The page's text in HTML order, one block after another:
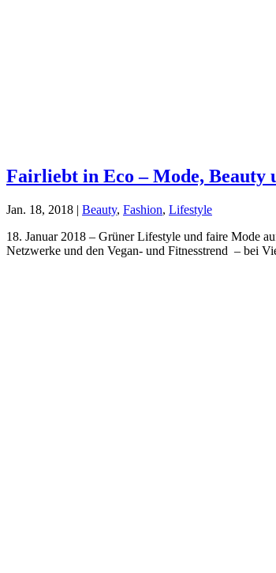
Fairliebt in Eco – Mode, Beauty
Jan. 18, 2018 | Beauty, Fashion, Lifestyle
18. Januar 2018 – Grüner Lifestyle und faire Mode
Netzwerke und den Vegan- und Fitnesstrend – bei